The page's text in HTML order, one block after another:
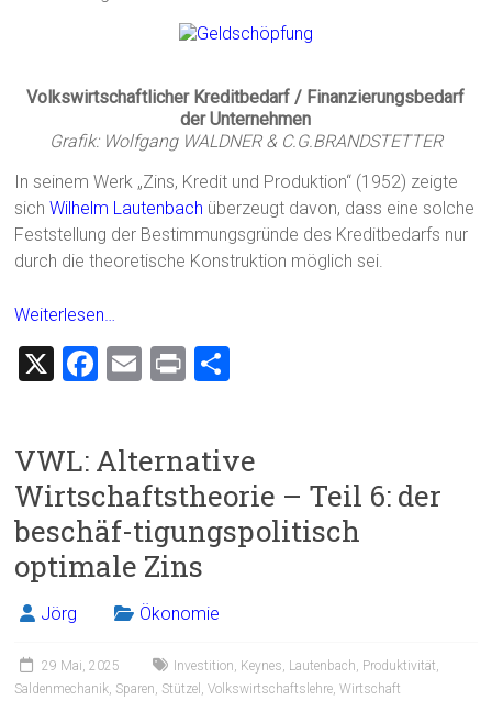
Volkswirtschaftlicher Kreditbedarf / Finanzierungsbedarf
der Unternehmen
Grafik: Wolfgang WALDNER & C.G.BRANDSTETTER
In seinem Werk „Zins, Kredit und Produktion“ (1952) zeigte
sichWilhelm Lautenbach überzeugt davon, dass eine solche
Feststellung der Bestimmungsgründe des Kreditbedarfs nur
durch die theoretische Konstruktion möglich sei.
Weiterlesen…
X
F
b
o
ok
E
l
Pr
n
VWL: Alternative
Wirtschaftstheorie – Teil 6: der
beschäf-tigungspolitisch
optimale Zins
Jörg Ökonomie
29 Mai, 2025 Investition, Keynes, Lautenbach, Produktivität,
Saldenmechanik, Sparen, Stützel ,Volkswirtschaftslehre,Wirtschaft